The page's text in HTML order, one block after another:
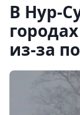
В Нур-
из-за